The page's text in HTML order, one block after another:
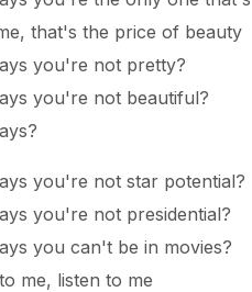
that's the price of beauty
you're not pretty?
you're not beautiful?
you're not star potential?
you're not presidential?
you can't be in movies?
me, listen to me